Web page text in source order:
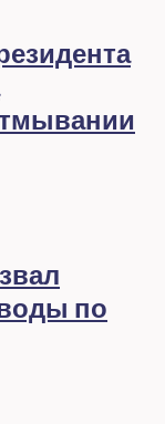
по